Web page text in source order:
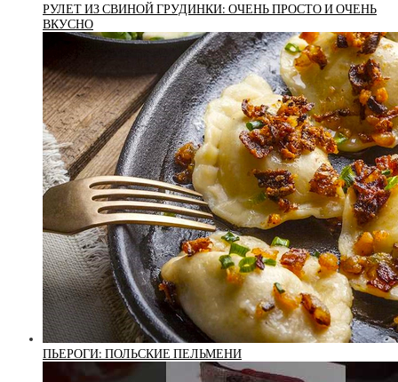
РУЛЕТ ИЗ СВИНОЙ ГРУДИНКИ: ОЧЕНЬ ПРОСТО И ОЧЕНЬ
ВКУСНО
ПЬЕРОГИ: ПОЛЬСКИЕ ПЕЛЬМЕНИ